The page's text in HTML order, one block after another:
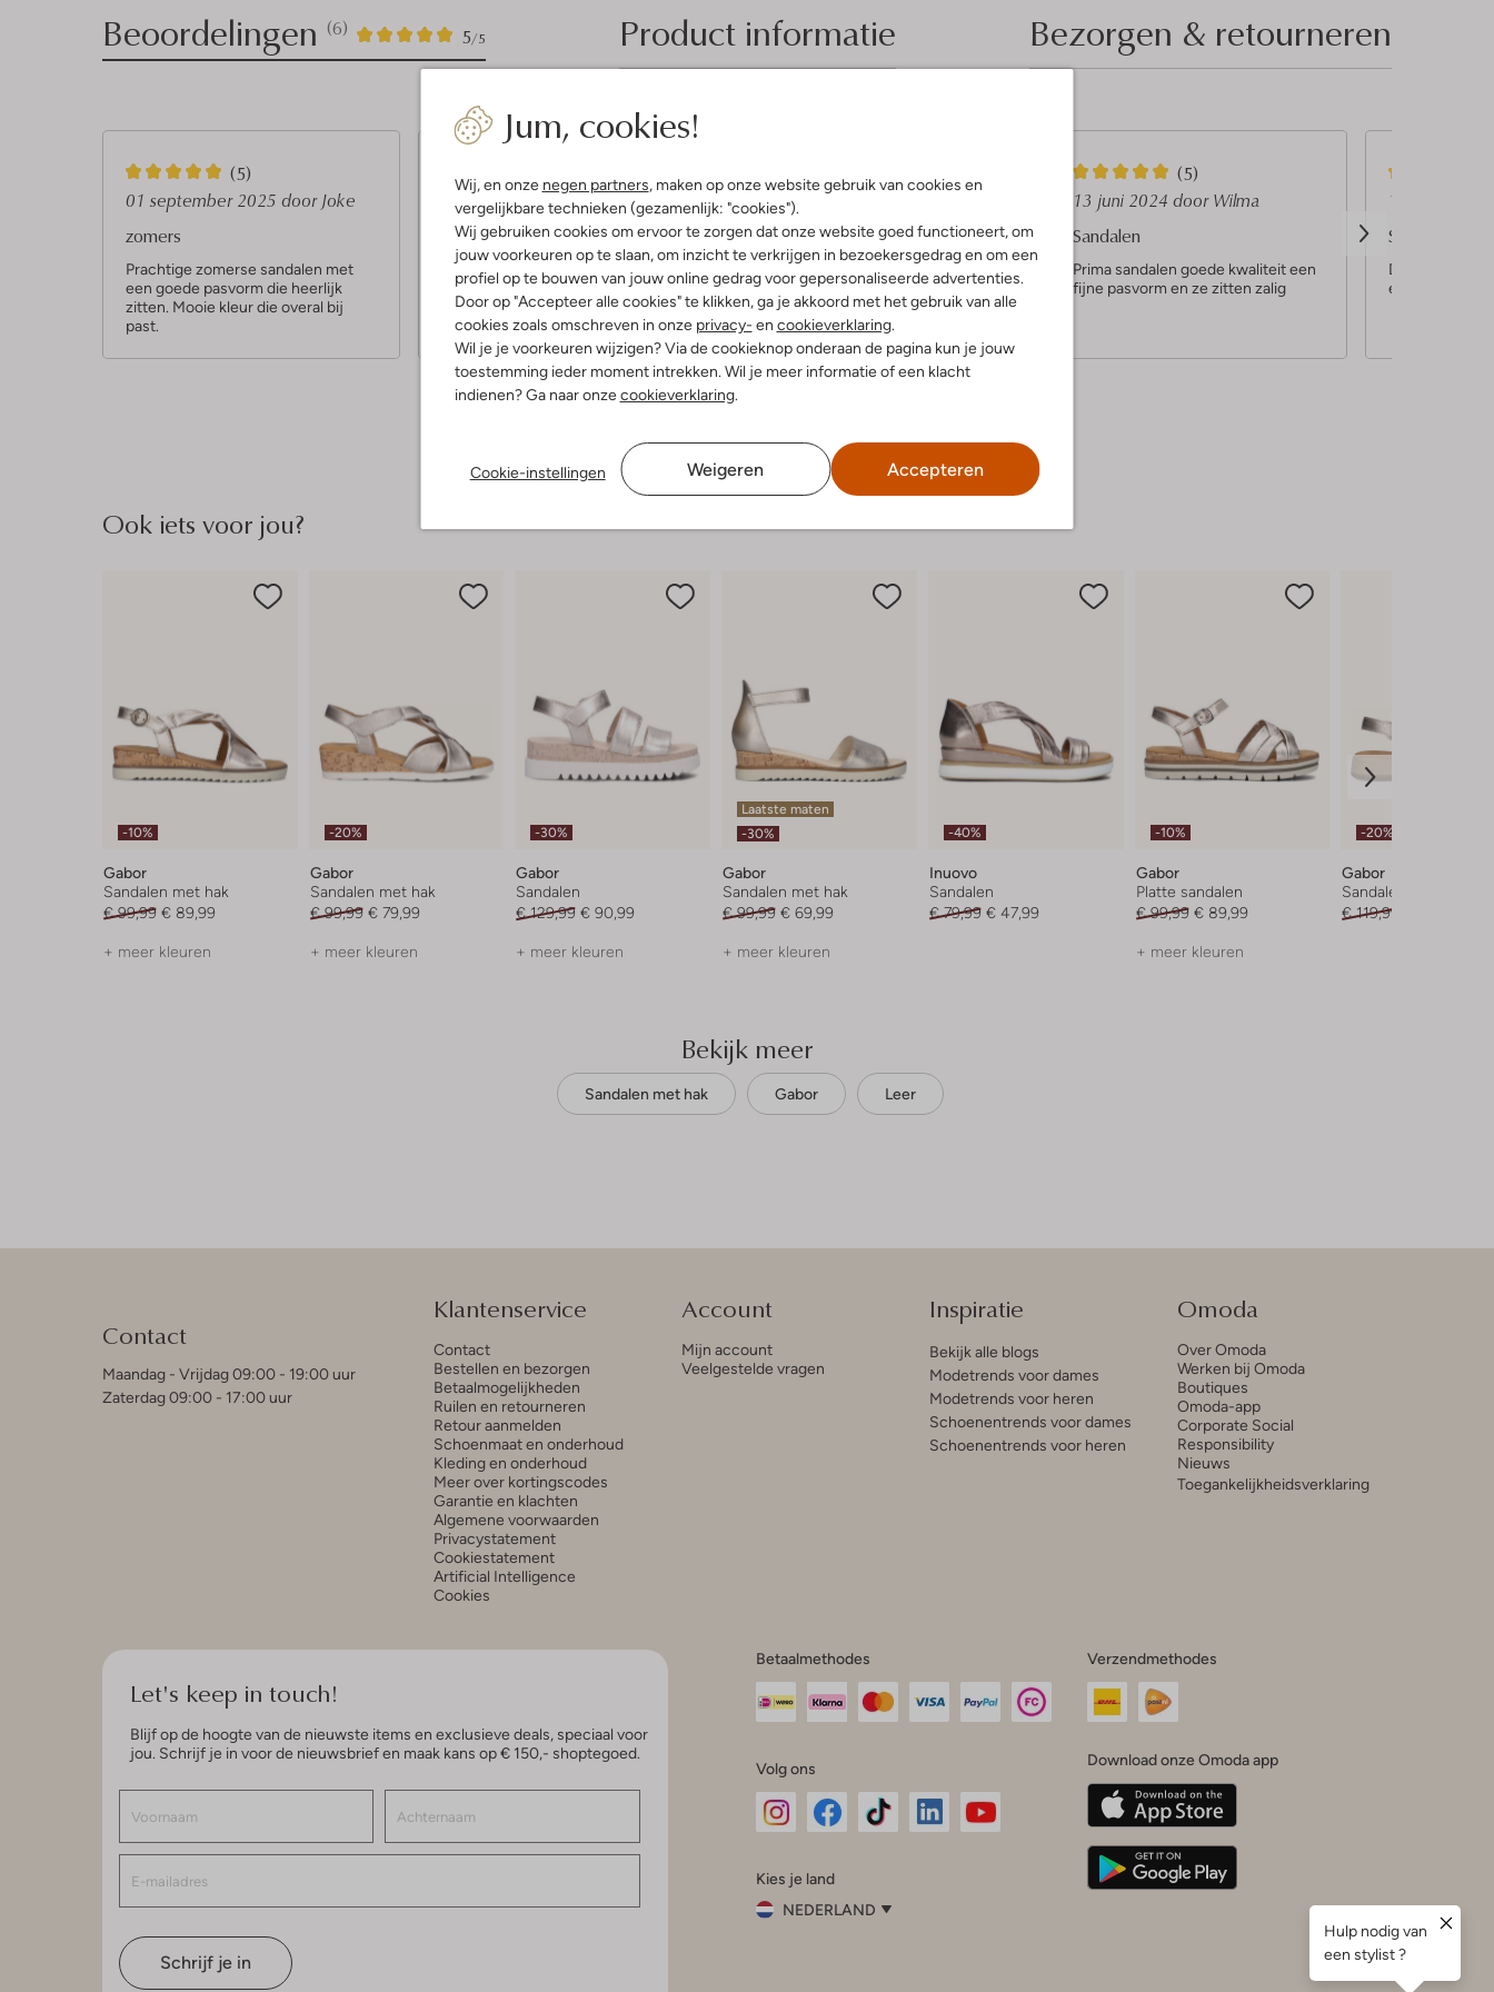
Jum, cookies!
Wij, en onze negen partners, maken op onze website gebruik van cookies en
vergelijkbare technieken (gezamenlijk: "cookies").
Wij gebruiken cookies om ervoor te zorgen dat onze website goed functioneert, om
jouw voorkeuren op te slaan, om inzicht te verkrijgen in bezoekersgedrag en om een
profiel op te bouwen van jouw online gedrag voor gepersonaliseerde advertenties.
Door op "Accepteer alle cookies" te klikken, ga je akkoord met het gebruik van alle
cookies zoals omschreven in onze privacy- en cookieverklaring.
Wil je je voorkeuren wijzigen? Via de cookieknop onderaan de pagina kun je jouw
toestemming ieder moment intrekken. Wil je meer informatie of een klacht
indienen? Ga naar onzecookieverklaring.
Cookie-instellingen Weigeren Accepteren
Product informatie
Beoordelingen (6) 5/5
6
5
Bezorgen & retourneren
5
S
t
e
r
r
e
(5)
01 september 2025 door Joke
zomers
Prachtige zomerse sandalen met
een goede pasvorm die heerlijk
zitten. Mooie kleur die overal bij
past.
23 juni 2025door Sandra
Altijd goed
Gabor is een goed merk met prima
pasvorm. Fan van het merk
S
t
e
r
r
e
(5)
14 juli 2024
Willems
Schoenen
Echt tevreden. Perfecte kleur en
rnpasvorm snelle levering
5
S
t
e
r
e
(5)
13 juni 2024 door Wilma
Sandalen
Prima sandalen goede kwaliteit een
fijne pasvorm en ze zitten zalig
5
S
t
e
r
e
13 juni 2024
Sandalen
De sandalen
en ze lopen
Ook iets voor jou?
-10%
Gabor
Sandalen met hak
€ 99,99 € 89,99
+ meer kleuren
-20%
Gabor
Sandalen met hak
€ 99,99 € 79,99
+ meer kleuren
-30%
Gabor
Sandalen
€ 129,99 € 90,99
+ meer kleuren
Laatste maten
-30%
Gabor
Sandalen met hak
€ 99,99 € 69,99
+ meer kleuren
-40%
Inuovo
Sandalen
€ 79,99 € 47,99
-10%
Gabor
Platte sandalen
€ 99,99 € 89,99
+ meer kleuren
-20%
Gabor
Sandalen met hak
€ 119,99
Bekijk meer
Sandalen met hak Gabor Leer
Contact
Maandag - Vrijdag 09:00 - 19:00 uur
Zaterdag 09:00 - 17:00 uur
Klantenservice
Contact
Bestellen en bezorgen
Betaalmogelijkheden
Ruilen en retourneren
Retour aanmelden
Schoenmaat en onderhoud
Kleding en onderhoud
Meer over kortingscodes
Garantie en klachten
Algemene voorwaarden
Privacystatement
Cookiestatement
Artificial Intelligence
Cookies
Account
Mijn account
Veelgestelde vragen
Inspiratie
Bekijk alle blogs
Modetrends voor dames
Modetrends voor heren
Schoenentrends voor dames
Schoenentrends voor heren
Omoda
Over Omoda
Werken bij Omoda
Boutiques
Omoda-app
Corporate Social
Responsibility
Nieuws
Toegankelijkheidsverklaring
Let's keep in touch!
Blijf op de hoogte van de nieuwste items en exclusieve deals, speciaal voor
jou. Schrijf je in voor de nieuwsbrief en maak kans op € 150,- shoptegoed.
Schrijf je in
Betaalmethodes
Volg ons
InstagramFacebook
Kies je land
NEDERLAND
Verzendmethodes
Download onze Omoda app